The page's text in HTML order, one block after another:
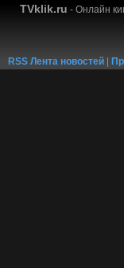
TVklik.ru - Онлайн
RSS Лента новостей